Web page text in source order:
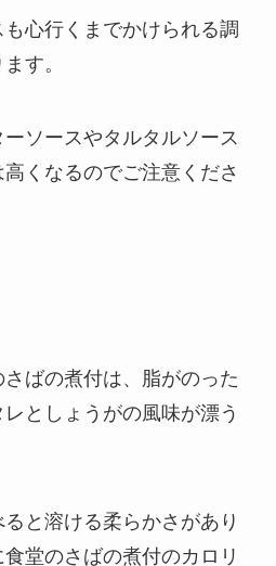
心行くまでかけられる調
す。
ソースやタルタルソース
くなるのでご注意くださ
ばの煮付は、脂がのった
としょうがの風味が漂う
と溶ける柔らかさがあり
堂のさばの煮付のカロリ